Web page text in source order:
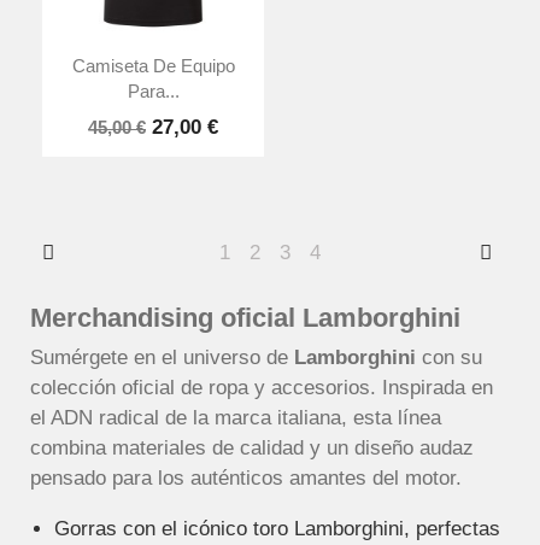
Camiseta De Equipo
Para...
45,00 € 27,00 €
1 2 3 4
Merchandising oficial Lamborghini
Sumérgete en el universo de Lamborghini con su
colección oficial de ropa y accesorios. Inspirada en
el ADN radical de la marca italiana, esta línea
combina materiales de calidad y un diseño audaz
pensado para los auténticos amantes del motor.
Gorras con el icónico toro Lamborghini, perfectas